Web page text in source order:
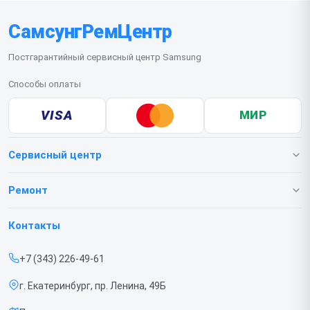
СамсунгРемЦентр
Постгарантийный сервисный центр Samsung
Способы оплаты
VISA МИР
Сервисный центр
О нашем сервисе
Срочный ремонт
Доставка и способы оплаты
Ремонт
Телефонов
Контакты
+7 (343) 226-49-61
г. Екатеринбург, пр. Ленина, 49Б